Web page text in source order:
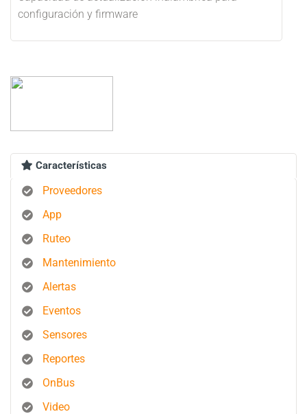
configuración y firmware
Características
Proveedores
App
Ruteo
Mantenimiento
Alertas
Eventos
Sensores
Reportes
OnBus
Video